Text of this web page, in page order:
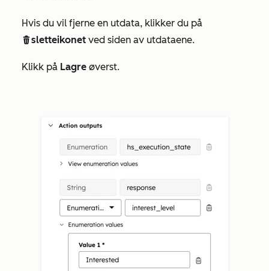
Hvis du vil fjerne en utdata, klikker du på
deletesletteikonet ved siden av utdataene.
Klikk på Lagre øverst.